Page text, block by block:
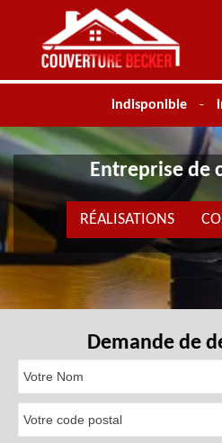
indisponible -
Entreprise de
RÉALISATIONS
Demande de